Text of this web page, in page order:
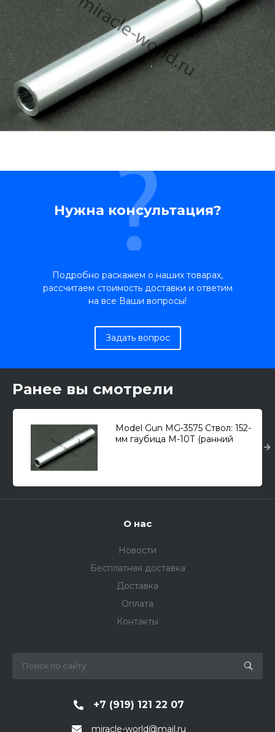
Нужна консультация?
Подробно раскажем о наших товарах,
рассчитаем стоимость доставки и ответим
на все Ваши вопросы!
Задать вопрос
Ранее вы смотрели
Model Gun MG-3575 Ствол: 152-
мм гаубица М-10Т (ранний
О нас
Новости
Бесплатная доставка
Доставка
Оплата
Контакты
+7 (919) 121 22 07
miracle-world@mail.ru